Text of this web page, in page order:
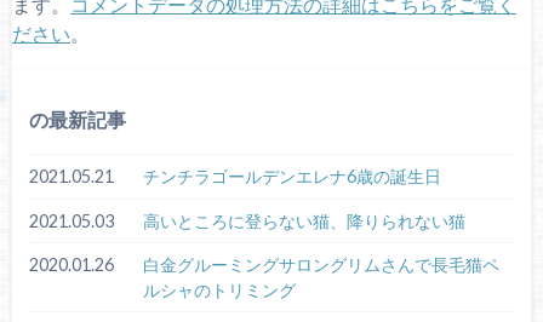
ださい
の最新記事
2021.05.21 チンチラゴールデンエレナ6歳の誕生日
2021.05.03 高いところに登らない猫、降りられない猫
2020.01.26
白金グルーミングサロングリムさんで長毛猫ペ
ルシャのトリミング